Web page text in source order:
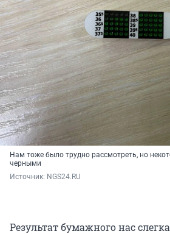
Нам тоже было трудно рассмотреть, но
черными
Источник: NGS24.RU
Результат бумажного нас